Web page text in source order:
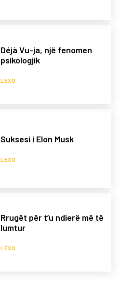
Déjà Vu-ja, një fenomen
psikologjik
LEXO
Suksesi i Elon Musk
LEXO
Rrugët për t’u ndierë më të
lumtur
LEXO